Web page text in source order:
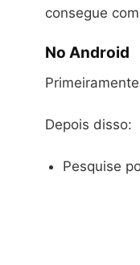
consegue
No Android
Depois disso:
Pesquise